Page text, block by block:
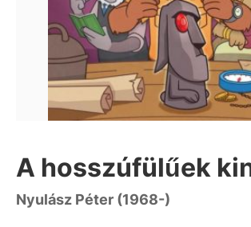
A hosszúfülűek
Nyulász Péter (1968-)